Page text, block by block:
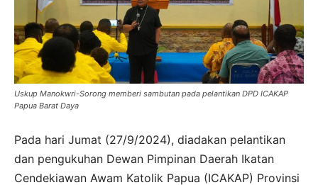
Uskup Manokwri-Sorong memberi sambutan pada pelantikan DPD ICAKAP
Papua Barat Daya
Pada hari Jumat (27/9/2024), diadakan pelantikan
dan pengukuhan Dewan Pimpinan Daerah Ikatan
Cendekiawan Awam Katolik Papua (ICAKAP) Provinsi